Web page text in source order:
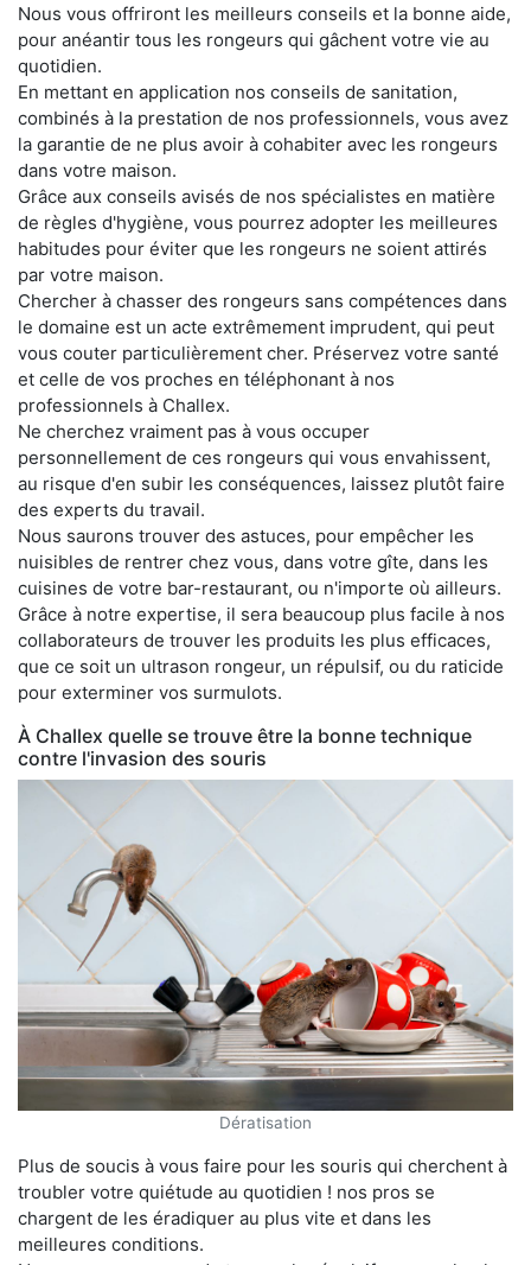
Nous vous offriront les meilleurs conseils et la bonne aide,
pour anéantir tous les rongeurs qui gâchent votre vie au
quotidien.
En mettant en application nos conseils de sanitation,
combinés à la prestation de nos professionnels, vous avez
la garantie de ne plus avoir à cohabiter avec les rongeurs
dans votre maison.
Grâce aux conseils avisés de nos spécialistes en matière
de règles d'hygiène, vous pourrez adopter les meilleures
habitudes pour éviter que les rongeurs ne soient attirés
par votre maison.
Chercher à chasser des rongeurs sans compétences dans
le domaine est un acte extrêmement imprudent, qui peut
vous couter particulièrement cher. Préservez votre santé
et celle de vos proches en téléphonant à nos
professionnels à Challex.
Ne cherchez vraiment pas à vous occuper
personnellement de ces rongeurs qui vous envahissent,
au risque d'en subir les conséquences, laissez plutôt faire
des experts du travail.
Nous saurons trouver des astuces, pour empêcher les
nuisibles de rentrer chez vous, dans votre gîte, dans les
cuisines de votre bar-restaurant, ou n'importe où ailleurs.
Grâce à notre expertise, il sera beaucoup plus facile à nos
collaborateurs de trouver les produits les plus efficaces,
que ce soit un ultrason rongeur, un répulsif, ou du raticide
pour exterminer vos surmulots.
À Challex quelle se trouve être la bonne technique
contre l'invasion des souris
Dératisation
Plus de soucis à vous faire pour les souris qui cherchent à
troubler votre quiétude au quotidien ! nos pros se
chargent de les éradiquer au plus vite et dans les
meilleures conditions.